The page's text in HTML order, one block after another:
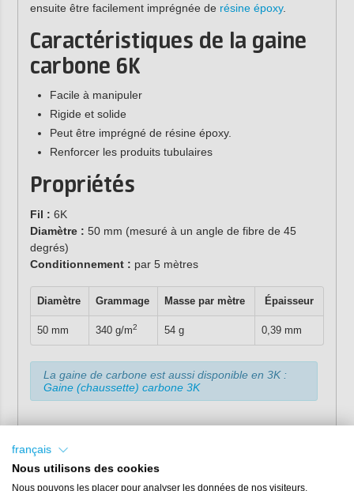
ensuite être facilement imprégnée de résine époxy.
Caractéristiques de la gaine
carbone 6K
Facile à manipuler
Rigide et solide
Peut être imprégné de résine époxy.
Renforcer les produits tubulaires
Propriétés
Fil : 6K
Diamètre : 50 mm (mesuré à un angle de fibre de 45
degrés)
Conditionnement : par 5 mètres
Diamètre Grammage Masse par mètre Épaisseur
50 mm 340 g/m2 54 g 0,39 mm
La gaine de carbone est aussi disponible en 3K :
Gaine (chaussette) carbone 3K
français
Nous utilisons des cookies
Nous pouvons les placer pour analyser les données de nos visiteurs,